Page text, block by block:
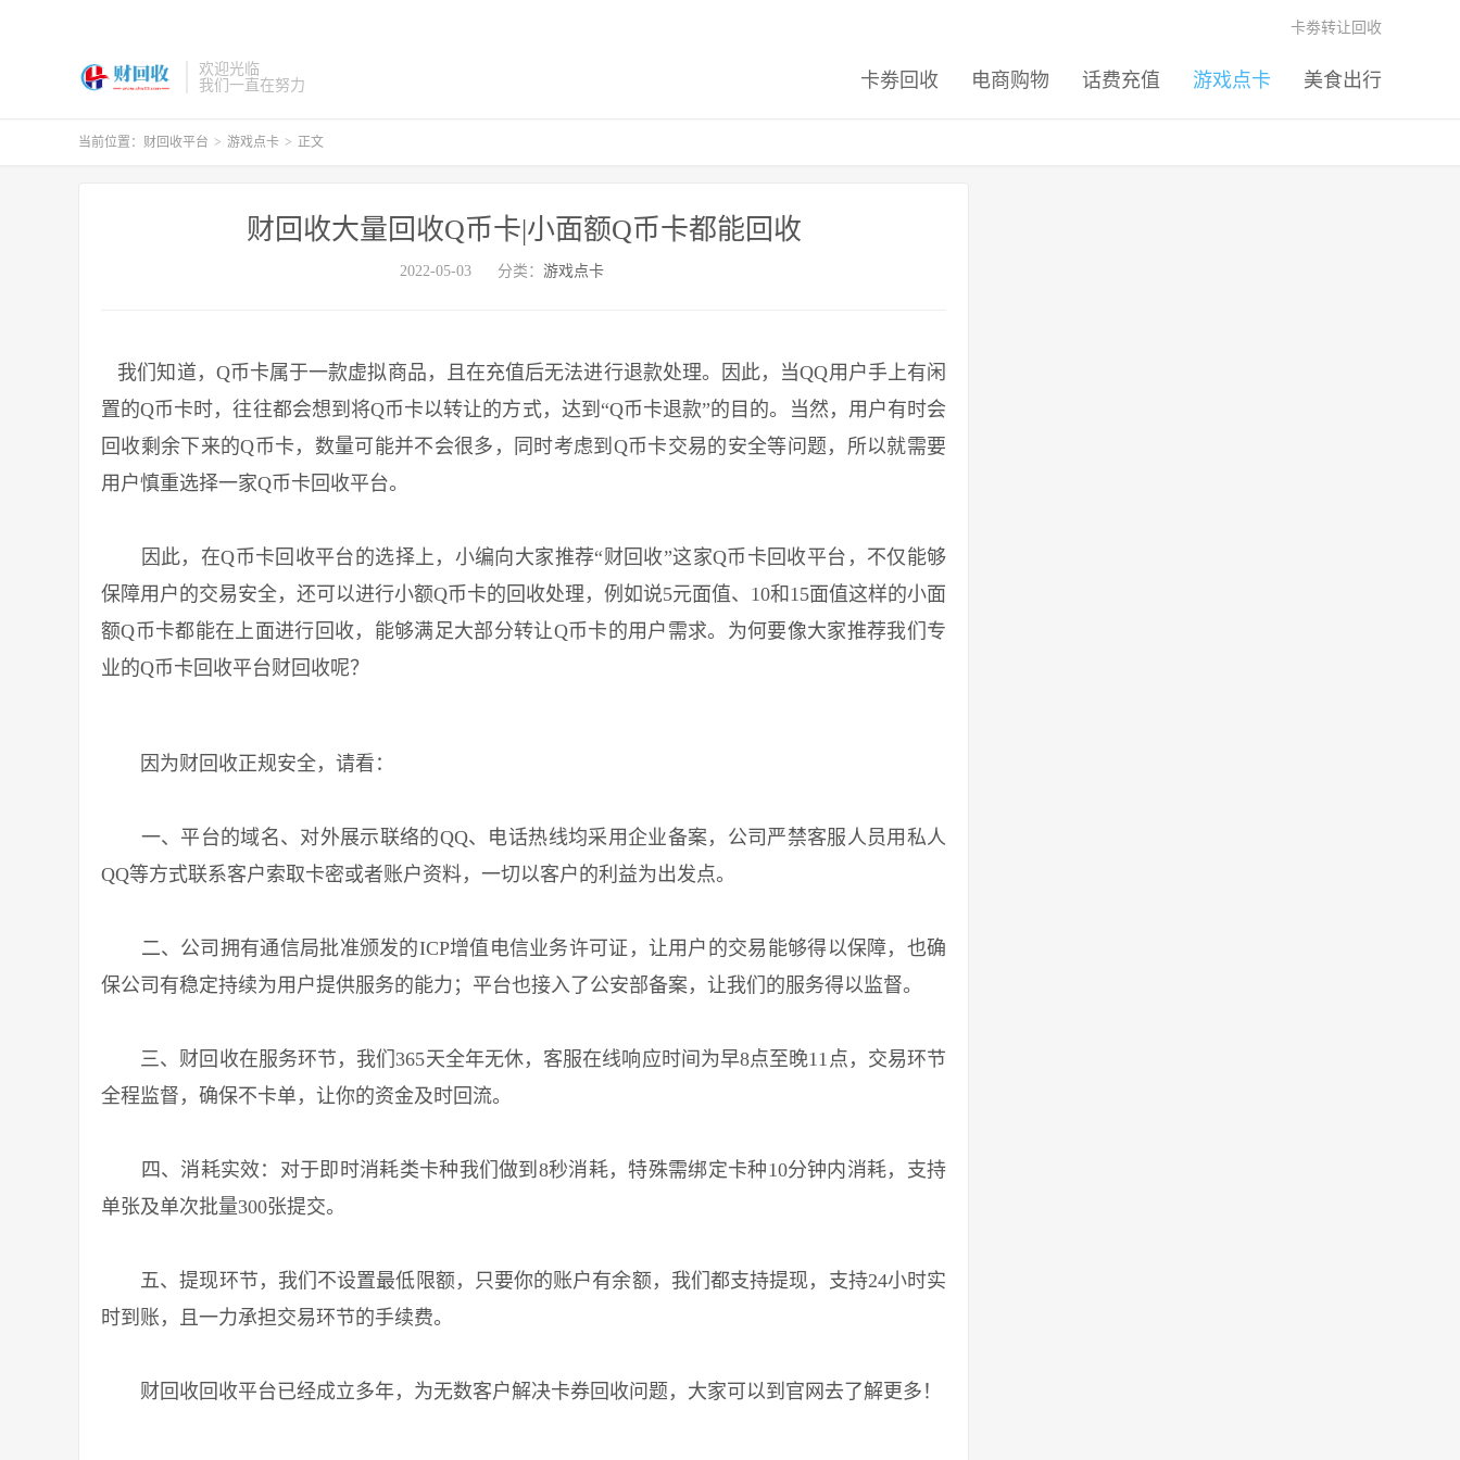
欢迎光临
我们一直在努力
卡劵回收 电商购物 话费充值 游戏点卡 美食出行
卡劵转让回收
当前位置： 财回收平台 > 游戏点卡 > 正文
财回收大量回收Q币卡|小面额Q币卡都能回收
2022-05-03 分类： 游戏点卡
我们知道，Q币卡属于一款虚拟商品，且在充值后无法进行退款处理。因此，当QQ用户手上有闲
置的Q币卡时，往往都会想到将Q币卡以转让的方式，达到“Q币卡退款”的目的。当然，用户有时会
回收剩余下来的Q币卡，数量可能并不会很多，同时考虑到Q币卡交易的安全等问题，所以就需要
用户慎重选择一家Q币卡回收平台。
因此，在Q币卡回收平台的选择上，小编向大家推荐“财回收”这家Q币卡回收平台，不仅能够
保障用户的交易安全，还可以进行小额Q币卡的回收处理，例如说5元面值、10和15面值这样的小面
额Q币卡都能在上面进行回收，能够满足大部分转让Q币卡的用户需求。为何要像大家推荐我们专
业的Q币卡回收平台财回收呢？
因为财回收正规安全，请看：
一、平台的域名、对外展示联络的QQ、电话热线均采用企业备案，公司严禁客服人员用私人
QQ等方式联系客户索取卡密或者账户资料，一切以客户的利益为出发点。
二、公司拥有通信局批准颁发的ICP增值电信业务许可证，让用户的交易能够得以保障，也确
保公司有稳定持续为用户提供服务的能力；平台也接入了公安部备案，让我们的服务得以监督。
三、财回收在服务环节，我们365天全年无休，客服在线响应时间为早8点至晚11点，交易环节
全程监督，确保不卡单，让你的资金及时回流。
四、消耗实效：对于即时消耗类卡种我们做到8秒消耗，特殊需绑定卡种10分钟内消耗，支持
单张及单次批量300张提交。
五、提现环节，我们不设置最低限额，只要你的账户有余额，我们都支持提现，支持24小时实
时到账，且一力承担交易环节的手续费。
财回收回收平台已经成立多年，为无数客户解决卡券回收问题，大家可以到官网去了解更多！